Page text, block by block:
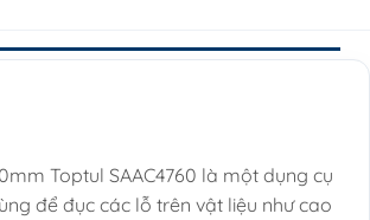
Toptul SAAC4760 là một dụng cụ
để đục các lỗ trên vật liệu như cao